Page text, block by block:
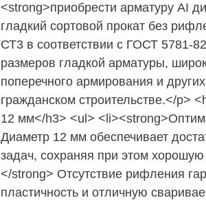
<strong>приобрести арматуру АI
гладкий сортовой прокат без
СТ3 в соответствии с ГОСТ 5781-
размеров гладкой арматуры,
поперечного армирования и
гражданском строительстве.</p>
12 мм</h3> <ul>
Диаметр 12 мм обеспечивает
задач, сохраняя при этом
</strong> Отсутствие рифления
пластичность и отличную